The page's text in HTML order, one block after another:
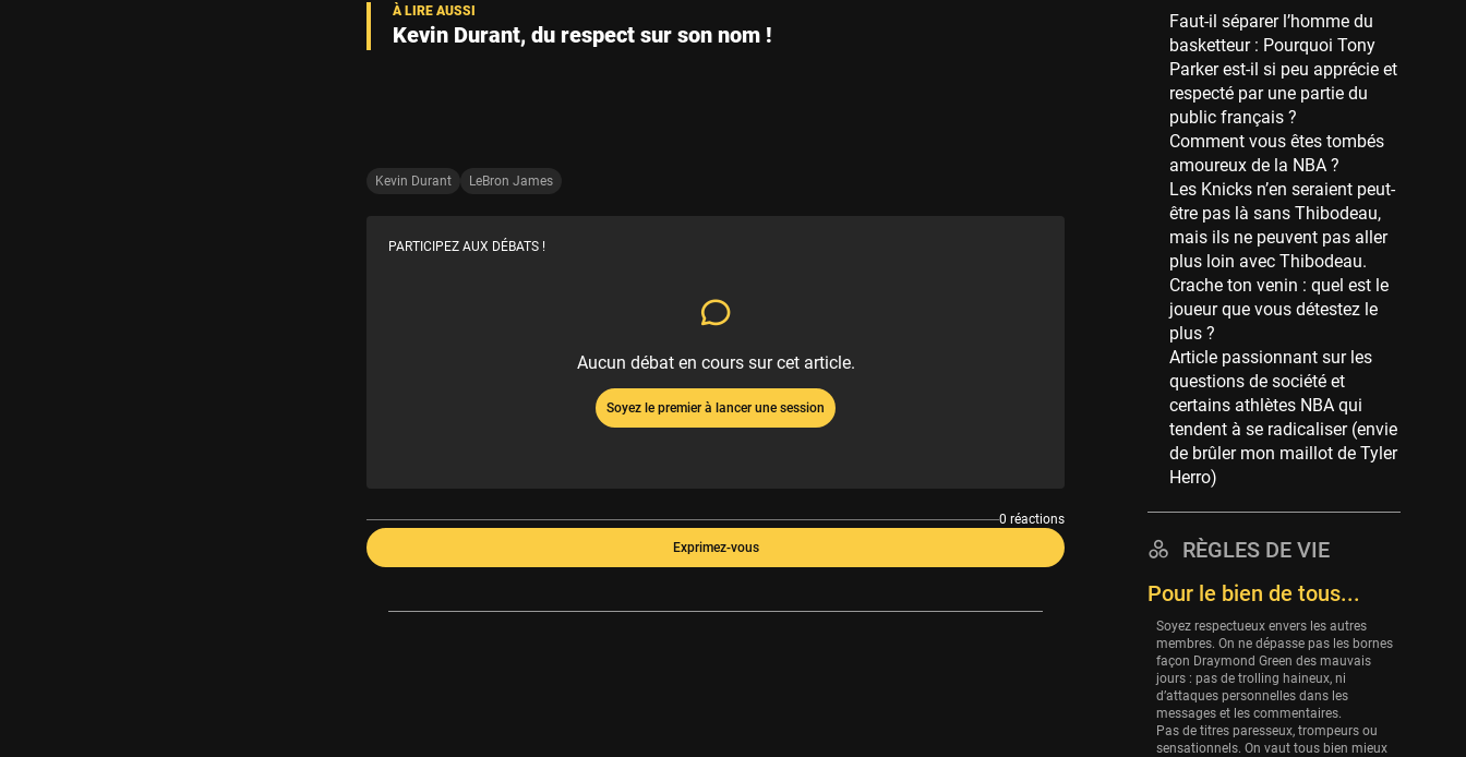
Kevin Durant, du respect sur son nom !
Kevin Durant LeBron James
PARTICIPEZ AUX DÉBATS !
Aucun débat en cours sur cet article.
Soyez le premier à lancer une session
0 réactions
Exprimez-vous
New Orleans Pelicans
53 sessions
Jeux Olympiques
52 sessions
Atlanta Hawks
45 sessions
Chicago Bulls
41 sessions
Memphis Grizzlies
39 sessions
Cleveland Cavaliers
38 sessions
Orlando Magic
36 sessions
Euroleague
34 sessions
32 sessions
Houston Rockets
Washington Wizards
29 sessions
Portland Trail Blazers
27 sessions
Faut-il séparer l’homme du
basketteur : Pourquoi Tony
Parker est-il si peu apprécie et
respecté par une partie du
public français ?
Comment vous êtes tombés
amoureux de la NBA ?
Les Knicks n’en seraient peut-
être pas là sans Thibodeau,
mais ils ne peuvent pas aller
plus loin avec Thibodeau.
Crache ton venin : quel est le
joueur que vous détestez le
plus ?
Article passionnant sur les
questions de société et
certains athlètes NBA qui
tendent à se radicaliser (envie
de brûler mon maillot de Tyler
Herro)
RÈGLES DE VIE
Pour le bien de tous...
Soyez respectueux envers les autres
membres. On ne dépasse pas les bornes
façon Draymond Green des mauvais
jours : pas de trolling haineux, ni
d’attaques personnelles dans les
messages et les commentaires.
Pas de titres paresseux, trompeurs ou
sensationnels. On vaut tous bien mieux